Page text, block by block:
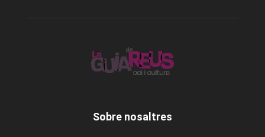
Sobre nosaltres